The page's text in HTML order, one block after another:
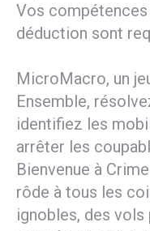
Vos
déduction sont
MicroMacro, un
Ensemble,
identifiez les
arrêter les
Bienvenue à
rôde à tous les
ignobles, des